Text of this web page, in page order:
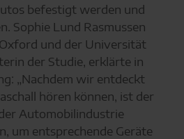
befestigt werden und
Sophie Lund Rasmussen
und der Universität
der Studie, erklärte in
„Nachdem wir entdeckt
hören können, ist der
Automobilindustrie
um entsprechende Geräte